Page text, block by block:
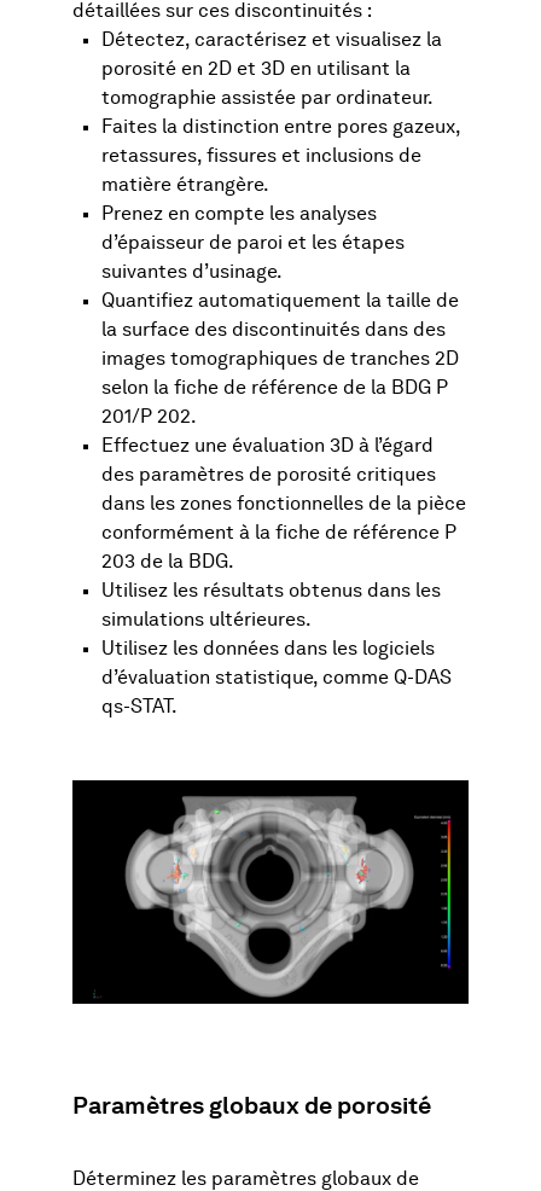
détaillées sur ces discontinuités :
Détectez, caractérisez et visualisez la
porosité en 2D et 3D en utilisant la
tomographie assistée par ordinateur.
Faites la distinction entre pores gazeux,
retassures, fissures et inclusions de
matière étrangère.
Prenez en compte les analyses
d’épaisseur de paroi et les étapes
suivantes d’usinage.
Quantifiez automatiquement la taille de
la surface des discontinuités dans des
images tomographiques de tranches 2D
selon la fiche de référence de la BDG P
201/P 202.
Effectuez une évaluation 3D à l’égard
des paramètres de porosité critiques
dans les zones fonctionnelles de la pièce
conformément à la fiche de référence P
203 de la BDG.
Utilisez les résultats obtenus dans les
simulations ultérieures.
Utilisez les données dans les logiciels
d’évaluation statistique, comme Q-DAS
qs-STAT.
Paramètres globaux de porosité
Déterminez les paramètres globaux de